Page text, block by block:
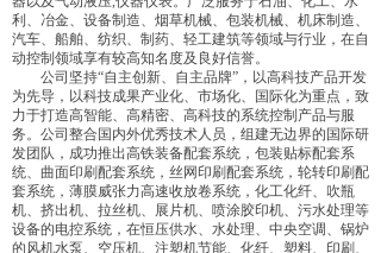
利、冶金、设备制造、烟草机械、包装机械、机床制造、
汽车、船舶、纺织、制药、轻工建筑等领域与行业，在自
动控制领域享有较高知名度及良好信誉。
公司坚持“自主创新、自主品牌”，以高科技产品开发
为先导，以科技成果产业化、市场化、国际化为重点，致
力于打造高智能、高精密、高科技的系统控制产品与服
务。公司整合国内外优秀技术人员，组建无边界的国际研
发团队，成功推出高铁装备配套系统，包装贴标配套系
统、曲面印刷配套系统，丝网印刷配套系统，轮转印刷配
套系统，薄膜威张力高速收放卷系统，化工化纤、吹瓶
机、挤出机、拉丝机、展片机、喷涂胶印机、污水处理等
设备的电控系统，在恒压供水、水处理、中央空调、锅炉
的风机水泵、空压机、注塑机节能、化纤、塑料、印刷、